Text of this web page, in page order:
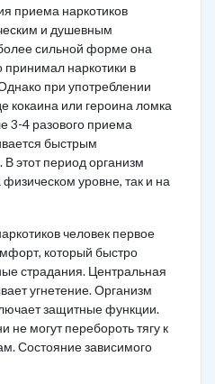
приема наркотиков
и душевным
сильной форме она
принимал наркотики в
при употреблении
кокаина или героина ломка
3-4 разового приема
быстрым
этот период организм
физическом уровне, так и на
человек первое
который быстро
страдания. Центральная
угнетение. Организм
защитные функции.
не могут перебороть тягу к
Состояние зависимого